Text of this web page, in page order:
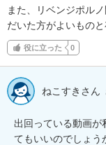
また、リベンジポル
だいた方がよいものと
役に立った 0
ねこすきさん
出回っている動画が
てもいいのでしょう